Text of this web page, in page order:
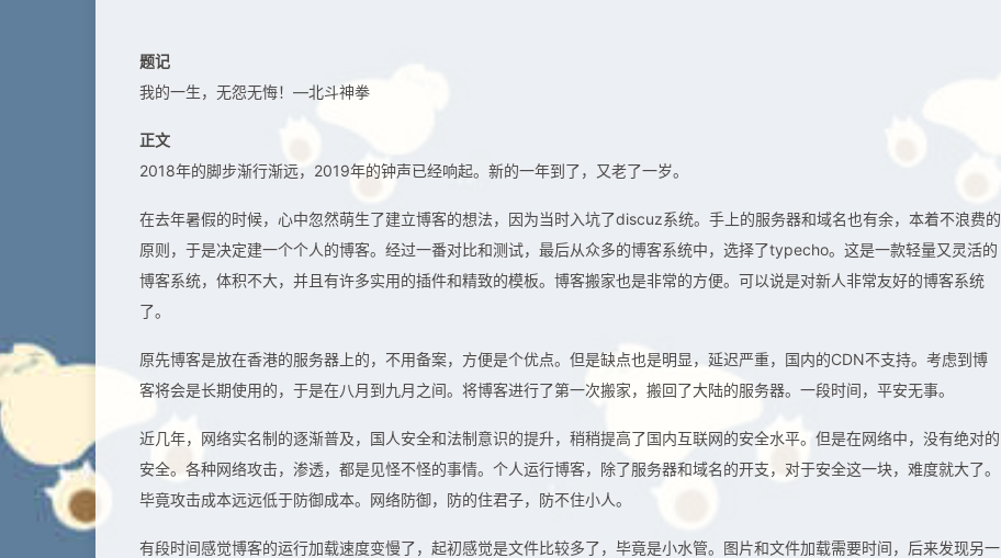
题记
我的一生，无怨无悔！—北斗神拳
正文
2018年的脚步渐行渐远，2019年的钟声已经响起。新的一年到了，又老了一岁。
在去年暑假的时候，心中忽然萌生了建立博客的想法，因为当时入坑了discuz系统。手上的服务器和域名也有余，本着不浪费的
原则，于是决定建一个个人的博客。经过一番对比和测试，最后从众多的博客系统中，选择了typecho。这是一款轻量又灵活的
博客系统，体积不大，并且有许多实用的插件和精致的模板。博客搬家也是非常的方便。可以说是对新人非常友好的博客系统
了。
原先博客是放在香港的服务器上的，不用备案，方便是个优点。但是缺点也是明显，延迟严重，国内的CDN不支持。考虑到博
客将会是长期使用的，于是在八月到九月之间。将博客进行了第一次搬家，搬回了大陆的服务器。一段时间，平安无事。
近几年，网络实名制的逐渐普及，国人安全和法制意识的提升，稍稍提高了国内互联网的安全水平。但是在网络中，没有绝对的
安全。各种网络攻击，渗透，都是见怪不怪的事情。个人运行博客，除了服务器和域名的开支，对于安全这一块，难度就大了。
毕竟攻击成本远远低于防御成本。网络防御，防的住君子，防不住小人。
有段时间感觉博客的运行加载速度变慢了，起初感觉是文件比较多了，毕竟是小水管。图片和文件加载需要时间，后来发现另一